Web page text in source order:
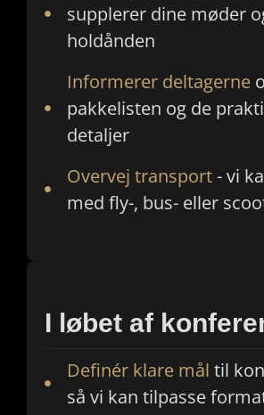
supplerer dine møder
holdånden
Informerer deltagerne
pakkelisten og de
detaljer
Overvej transport- vi
med fly-, bus- eller
I løbet af
Definér klare mål til
så vi kan tilpasse